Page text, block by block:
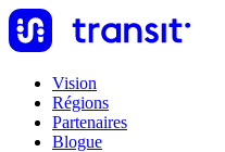
Vision
Régions
Partenaires
Blogue